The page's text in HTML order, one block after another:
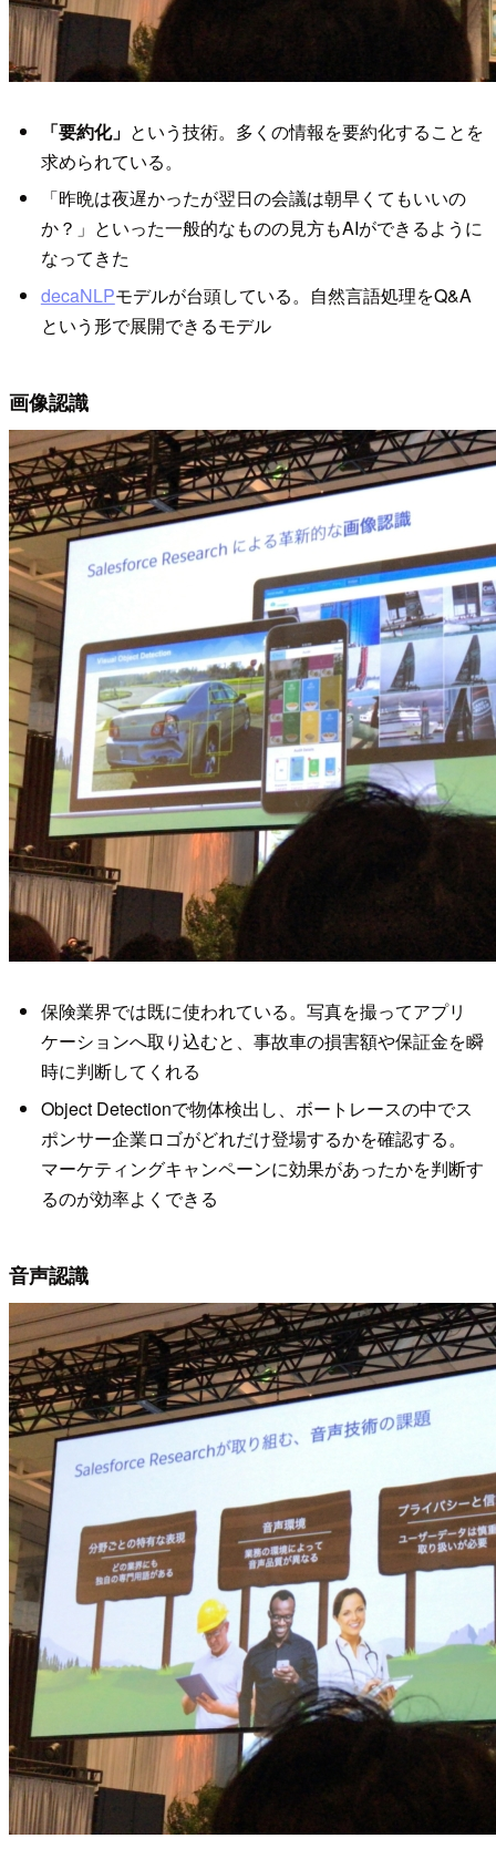
「要約化」 という技術。多くの情報を要約化することを
求められている。
「昨晩は夜遅かったが翌日の会議は朝早くてもいいの
か？」といった一般的なものの見方もAIができるように
なってきた
decaNLPモデルが台頭している。自然言語処理をQ&A
という形で展開できるモデル
画像認識
保険業界では既に使われている。写真を撮ってアプリ
ケーションへ取り込むと、事故車の損害額や保証金を瞬
時に判断してくれる
Object Detectionで物体検出し、ボートレースの中でス
ポンサー企業ロゴがどれだけ登場するかを確認する。
マーケティングキャンペーンに効果があったかを判断す
るのが効率よくできる
音声認識